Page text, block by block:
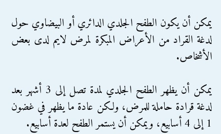
يمكن أن يكون الطفح الجلدي الدائري أو البيضاوي حول
لدغة القراد من الأعراض المبكرة لمرض لايم لدى بعض
الأشخاص.
يمكن أن يظهر الطفح الجلدي لمدة تصل إلى 3 أشهر بعد
لدغة قرادة حاملة للمرض، ولكن عادة ما يظهر في غضون
1 إلى 4 أسابيع، ويمكن أن يستمر الطفح لعدة أسابيع.